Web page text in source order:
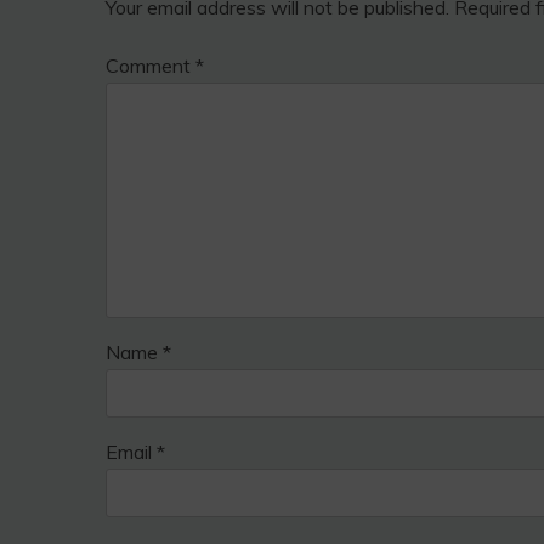
Your email address will not be published. Required
Comment *
Name *
Email *